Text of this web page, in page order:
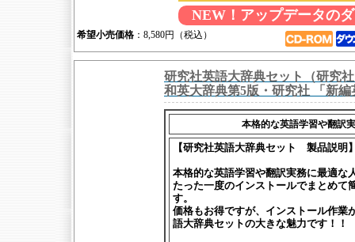
NEW！アップデータの
希望小売価格 ：8,580円（税込）
研究社英語大辞典セット（研究
和英大辞典第5版・研究社 「新
本格的な英語学習や翻訳
【研究社英語大辞典セット 製品説明
本格的な英語学習や翻訳実務に最適な
たった一度のインストールでまとめて
す。
価格もお得ですが、インストール作業
語大辞典セットの大きな魅力です！！